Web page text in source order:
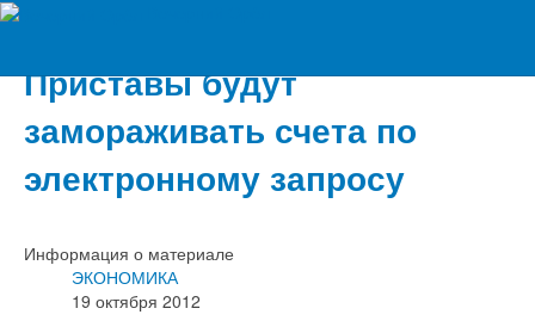
Приставы будут
замораживать счета по
электронному запросу
Информация о материале
ЭКОНОМИКА
19 октября 2012